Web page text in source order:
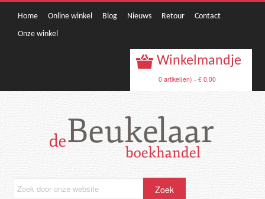
Home Online winkel Blog Nieuws Retour
Contact
Onze winkel
Winkelmandje
0 artikel(en) - € 0,00